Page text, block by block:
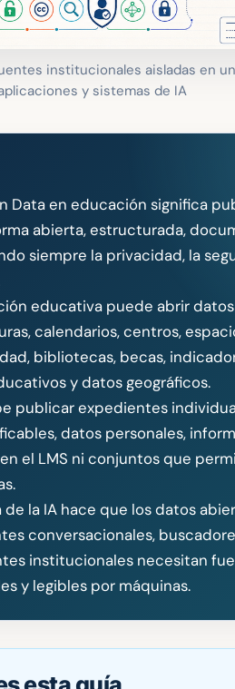
institucionales aisladas en
y sistemas de IA
Data en educación significa
abierta, estructurada,
siempre la privacidad, la
educativa puede abrir
calendarios, centros,
bibliotecas, becas,
y datos geográficos.
publicar expedientes
datos personales,
el LMS ni conjuntos que
de la IA hace que los datos
conversacionales,
institucionales necesitan
y legibles por máquinas.